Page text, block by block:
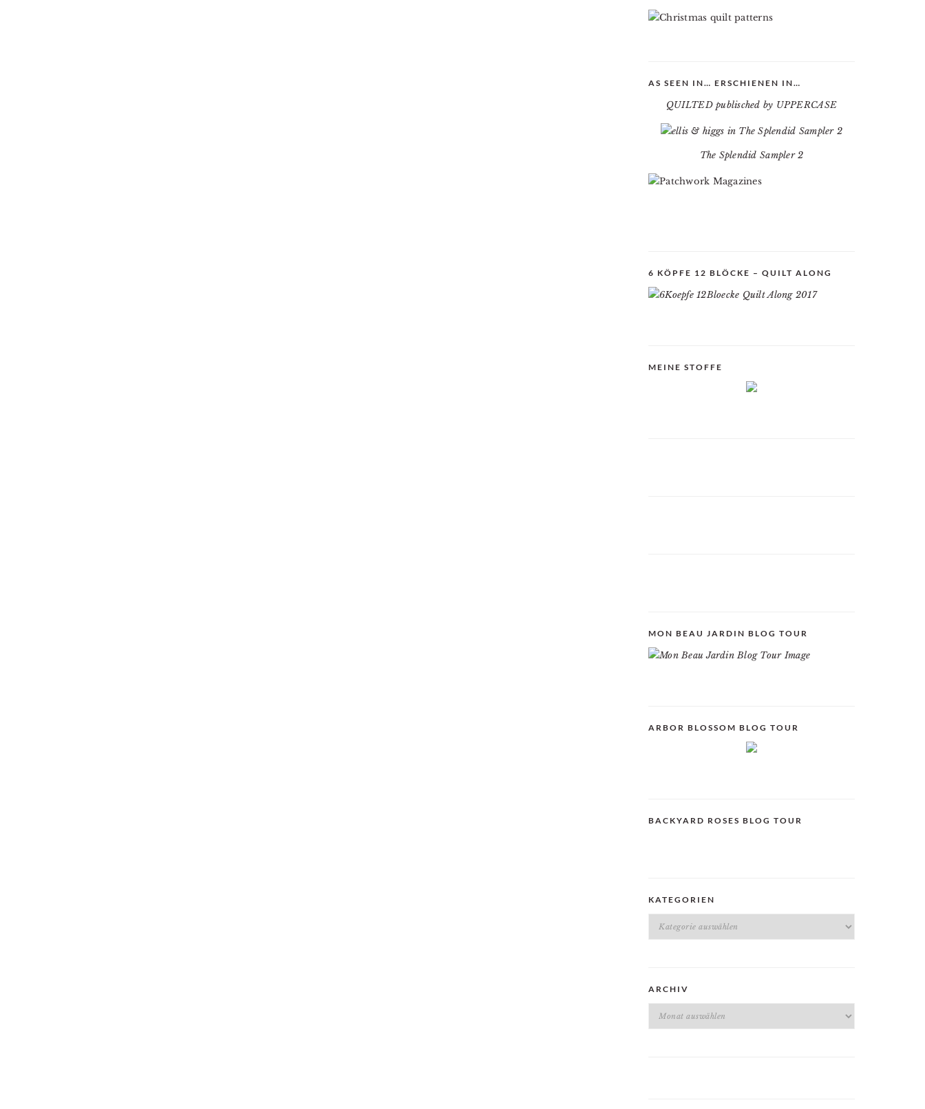
AS SEEN IN… ERSCHIENEN IN…
QUILTED publisched by UPPERCASE
The Splendid Sampler 2
6 KÖPFE 12 BLÖCKE – QUILT ALONG
MEINE STOFFE
MON BEAU JARDIN BLOG TOUR
ARBOR BLOSSOM BLOG TOUR
BACKYARD ROSES BLOG TOUR
KATEGORIEN
Kategorien
ARCHIV
Archiv